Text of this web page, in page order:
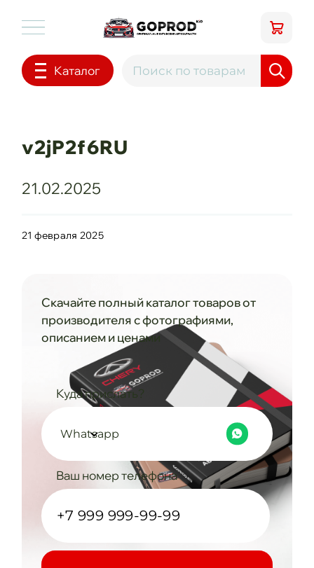
Каталог
v2jP2f6RU
21.02.2025
21 февраля 2025
Скачайте полный каталог товаров от
производителя с фотографиями,
описанием и ценами
Куда прислать?
Whatsapp
Ваш номер телефона